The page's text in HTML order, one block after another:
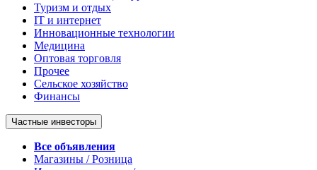
Туризм и отдых
IT и интернет
Инновационные технологии
Медицина
Оптовая торговля
Прочее
Сельское хозяйство
Финансы
Частные инвесторы
Все объявления
Магазины / Розница